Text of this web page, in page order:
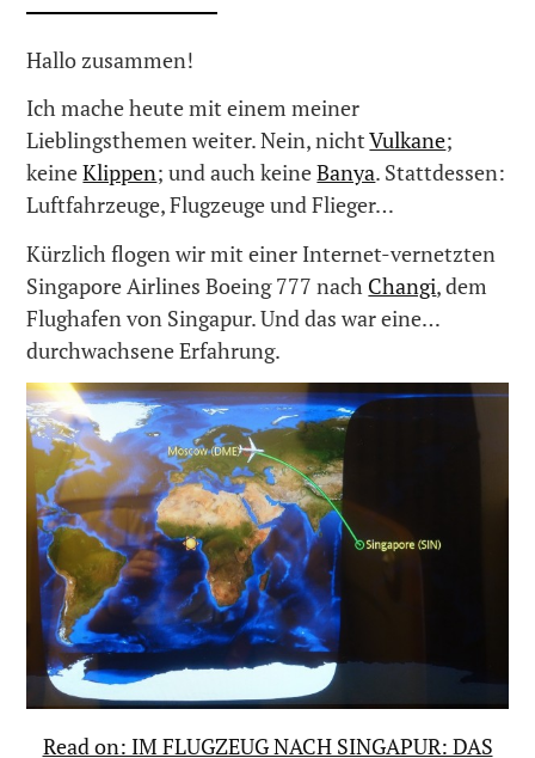
Hallo zusammen!
Ich mache heute mit einem meiner
Lieblingsthemen weiter. Nein, nichtVulkane;
keineKlippen; und auch keineBanya. Stattdessen:
Luftfahrzeuge, Flugzeuge und Flieger…
Kürzlich flogen wir mit einer Internet-vernetzten
Singapore Airlines Boeing 777 nach Changi, dem
Flughafen von Singapur. Und das war eine…
durchwachsene Erfahrung.
Read on: IM FLUGZEUG NACH SINGAPUR: DAS